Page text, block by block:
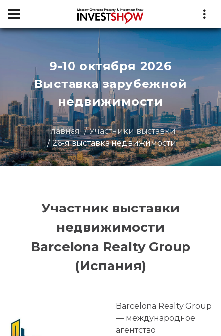
9-10 октября 2026
Выставка зарубежной
недвижимости
Главная
Участники выставки
26-я выставка недвижимости
Участник выставки
недвижимости
Barcelona Realty Group
(Испания)
Barcelona Realty Group
— международное
агентство